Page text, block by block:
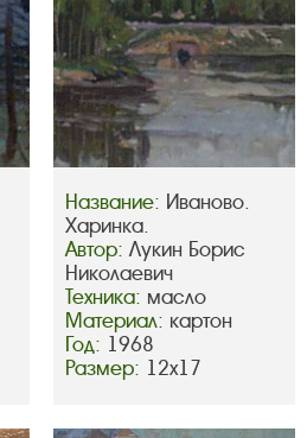
Название: Иваново.
Харинка.
Автор: Лукин Борис
Николаевич
Техника: масло
Материал: картон
Год: 1968
Размер: 12х17